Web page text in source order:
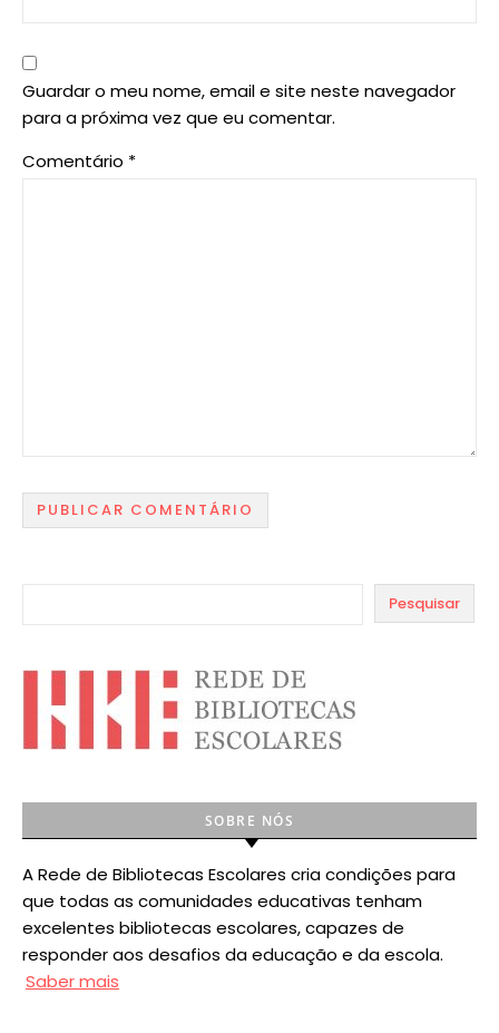
Guardar o meu nome, email e site neste navegador
para a próxima vez que eu comentar.
Comentário *
Pesquisar
SOBRE NÓS
A Rede de Bibliotecas Escolares cria condições para
que todas as comunidades educativas tenham
excelentes bibliotecas escolares, capazes de
responder aos desafios da educação e da escola.
Saber mais